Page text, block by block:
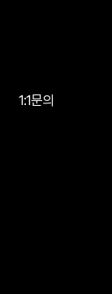
1:1문의